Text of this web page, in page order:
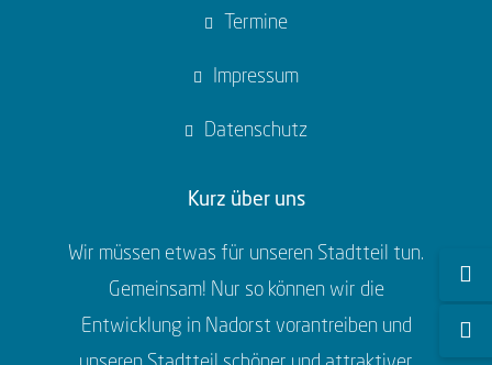
Termine
Impressum
Datenschutz
Kurz über uns
Wir müssen etwas für unseren Stadtteil tun.
Gemeinsam! Nur so können wir die
Entwicklung in Nadorst vorantreiben und